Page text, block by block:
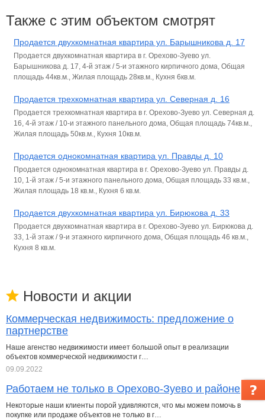
Также с этим объектом смотрят
Продается двухкомнатная квартира ул. Барышникова д. 17
Продается двухкомнатная квартира в г. Орехово-Зуево ул.
Барышникова д. 17, 4-й этаж / 5-и этажного кирпичного дома, Общая
площадь 44кв.м., Жилая площадь 28кв.м., Кухня 6кв.м.
Продается трехкомнатная квартира ул. Северная д. 16
Продается трехкомнатная квартира в г. Орехово-Зуево ул. Северная д.
16, 4-й этаж / 10-и этажного панельного дома, Общая площадь 74кв.м.,
Жилая площадь 50кв.м., Кухня 10кв.м.
Продается однокомнатная квартира ул. Правды д. 10
Продается однокомнатная квартира в г. Орехово-Зуево ул. Правды д.
10, 1-й этаж / 5-и этажного панельного дома, Общая площадь 33 кв.м.,
Жилая площадь 18 кв.м., Кухня 6 кв.м.
Продается двухкомнатная квартира ул. Бирюкова д. 33
Продается двухкомнатная квартира в г. Орехово-Зуево ул. Бирюкова д.
33, 1-й этаж / 9-и этажного кирпичного дома, Общая площадь 46 кв.м.,
Кухня 8 кв.м.
Новости и акции
Коммерческая недвижимость: предложение о
партнерстве
Наше агенство недвижимости имеет большой опыт в реализации
объектов коммерческой недвижимости г…
09.09.2022
Работаем не только в Орехово-Зуево и районе
Некоторые наши клиенты порой удивляются, что мы можем помочь в
покупке или продаже объектов не только в г…